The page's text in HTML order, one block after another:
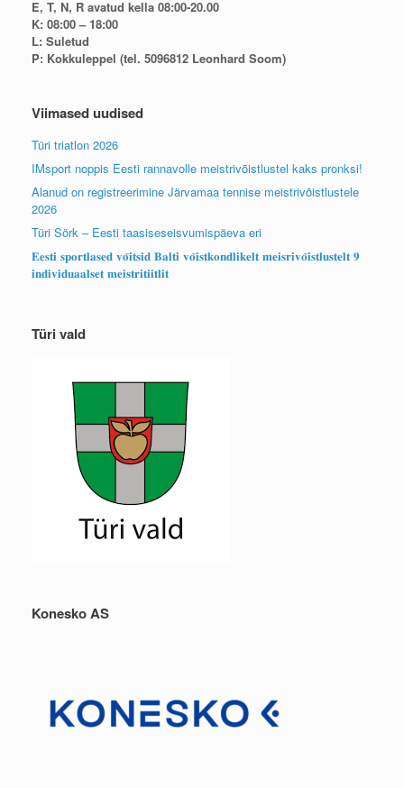
E, T, N, R avatud kella 08:00-20.00
K: 08:00 – 18:00
L: Suletud
P: Kokkuleppel (tel. 5096812 Leonhard Soom)
Viimased uudised
Türi triatlon 2026
IMsport noppis Eesti rannavolle meistrivõistlustel kaks pronksi!
Alanud on registreerimine Järvamaa tennise meistrivõistlustele
2026
Türi Sörk – Eesti taasiseseisvumispäeva eri
𝐄𝐞𝐬𝐭𝐢 𝐬𝐩𝐨𝐫𝐭𝐥𝐚𝐬𝐞𝐝 𝐯𝐨̃𝐢𝐭𝐬𝐢𝐝 𝐁𝐚𝐥𝐭𝐢 𝐯𝐨̃𝐢𝐬𝐭𝐤𝐨𝐧𝐝𝐥𝐢𝐤𝐞𝐥𝐭 𝐦𝐞𝐢𝐬𝐫𝐢𝐯𝐨̃𝐢𝐬𝐭𝐥𝐮𝐬𝐭𝐞𝐥𝐭 𝟗
𝐢𝐧𝐝𝐢𝐯𝐢𝐝𝐮𝐚𝐚𝐥𝐬𝐞𝐭 𝐦𝐞𝐢𝐬𝐭𝐫𝐢𝐭𝐢𝐢𝐭𝐥𝐢𝐭
Türi vald
Konesko AS